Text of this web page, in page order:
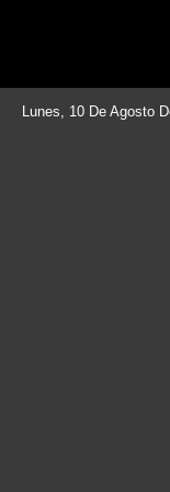
Lunes, 10 De Agosto